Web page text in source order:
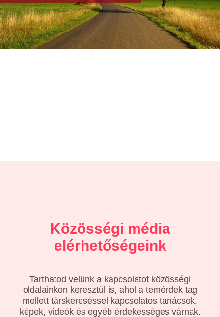
Közösségi média
elérhetőségeink
Tarthatod velünk a kapcsolatot közösségi
oldalainkon keresztül is, ahol a temérdek tag
mellett társkereséssel kapcsolatos tanácsok,
képek, videók és egyéb érdekességes várnak.